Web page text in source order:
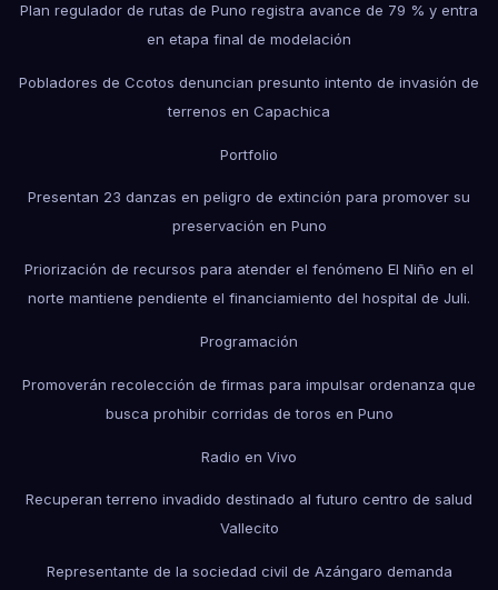
Plan regulador de rutas de Puno registra avance de 79 % y entra
en etapa final de modelación
Pobladores de Ccotos denuncian presunto intento de invasión de
terrenos en Capachica
Portfolio
Presentan 23 danzas en peligro de extinción para promover su
preservación en Puno
Priorización de recursos para atender el fenómeno El Niño en el
norte mantiene pendiente el financiamiento del hospital de Juli.
Programación
Promoverán recolección de firmas para impulsar ordenanza que
busca prohibir corridas de toros en Puno
Radio en Vivo
Recuperan terreno invadido destinado al futuro centro de salud
Vallecito
Representante de la sociedad civil de Azángaro demanda